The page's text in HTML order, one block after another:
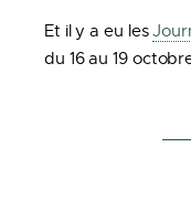
Et il y a eu les
du 16 au 19